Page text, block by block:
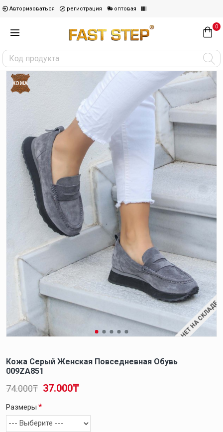
Авторизоваться регистрация оптовая
0
НЕТ НА СКЛАДЕ
КОЖА
Кожа Серый Женская Повседневная Обувь
009ZA851
37.000₸
74.000₸
Размеры